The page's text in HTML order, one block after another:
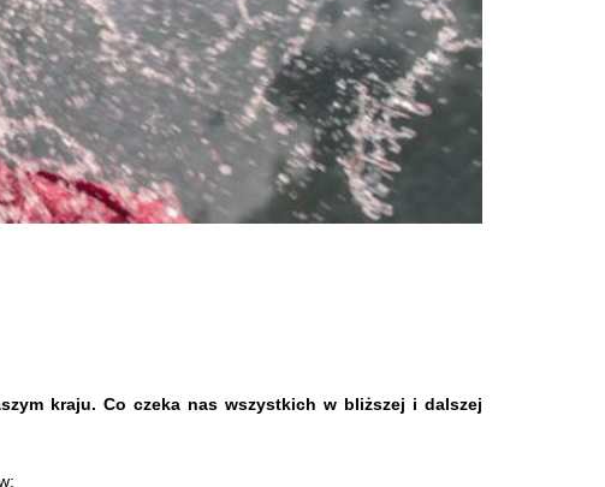
kraju. Co czeka nas wszystkich w bliższej i dalszej